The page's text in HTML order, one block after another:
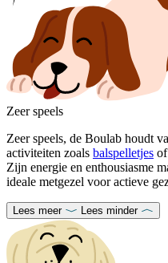
Zeer speels
Zeer speels, de Boulab houdt
activiteiten zoals balspelletjes
Zijn energie en enthousiasme
ideale metgezel voor actieve
Lees meer Lees minder